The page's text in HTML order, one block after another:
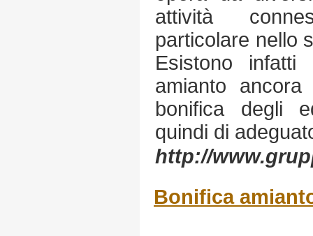
attività
particolare nello
Esistono infatti
amianto
bonifica degli
quindi di
http://
Bonifica